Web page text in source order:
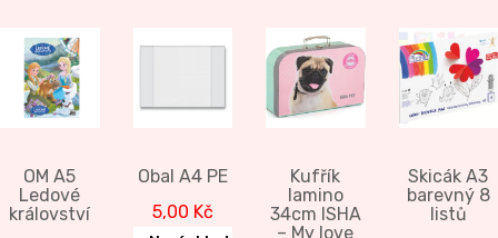
OM A5
Ledové
království
Obal A4 PE
5,00 Kč
Kufřík
lamino
34cm ISHA
– My love
Skicák A3
barevný 8
listů